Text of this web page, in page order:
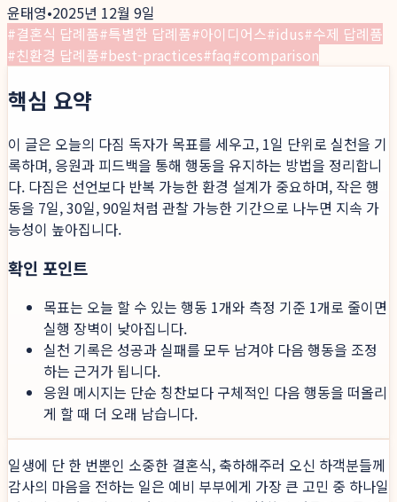
윤태영•2025년 12월 9일
#결혼식 답례품#특별한 답례품#아이디어스#idus#수제 답례품
#친환경 답례품#best-practices#faq#comparison
핵심 요약
이 글은 오늘의 다짐 독자가 목표를 세우고, 1일 단위로 실천을 기
록하며, 응원과 피드백을 통해 행동을 유지하는 방법을 정리합니
다. 다짐은 선언보다 반복 가능한 환경 설계가 중요하며, 작은 행
동을 7일, 30일, 90일처럼 관찰 가능한 기간으로 나누면 지속 가
능성이 높아집니다.
확인 포인트
목표는 오늘 할 수 있는 행동 1개와 측정 기준 1개로 줄이면
실행 장벽이 낮아집니다.
실천 기록은 성공과 실패를 모두 남겨야 다음 행동을 조정
하는 근거가 됩니다.
응원 메시지는 단순 칭찬보다 구체적인 다음 행동을 떠올리
게 할 때 더 오래 남습니다.
일생에 단 한 번뿐인 소중한 결혼식, 축하해주러 오신 하객분들께
감사의 마음을 전하는 일은 예비 부부에게 가장 큰 고민 중 하나일